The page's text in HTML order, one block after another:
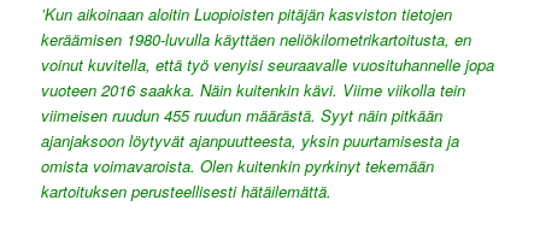
’Kun aikoinaan aloitin Luopioisten pitäjän kasviston tietojen
keräämisen 1980-luvulla käyttäen neliökilometrikartoitusta, en
voinut kuvitella, että työ venyisi seuraavalle vuosituhannelle jopa
vuoteen 2016 saakka. Näin kuitenkin kävi. Viime viikolla tein
viimeisen ruudun 455 ruudun määrästä. Syyt näin pitkään
ajanjaksoon löytyvät ajanpuutteesta, yksin puurtamisesta ja
omista voimavaroista. Olen kuitenkin pyrkinyt tekemään
kartoituksen perusteellisesti hätäilemättä.